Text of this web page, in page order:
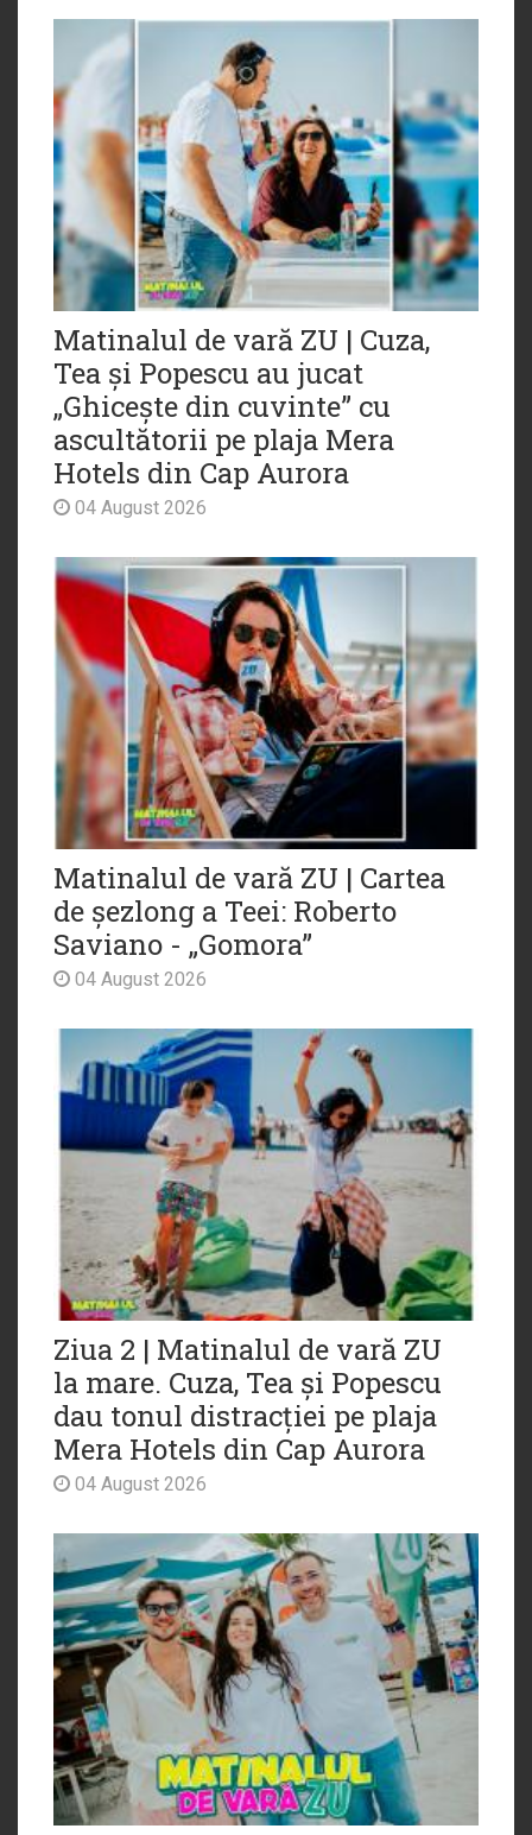
Matinalul de vară ZU | Cuza,
Tea și Popescu au jucat
„Ghicește din cuvinte” cu
ascultătorii pe plaja Mera
Hotels din Cap Aurora
04 August 2026
Matinalul de vară ZU | Cartea
de șezlong a Teei: Roberto
Saviano - „Gomora”
04 August 2026
Ziua 2 | Matinalul de vară ZU
la mare. Cuza, Tea și Popescu
dau tonul distracției pe plaja
Mera Hotels din Cap Aurora
04 August 2026